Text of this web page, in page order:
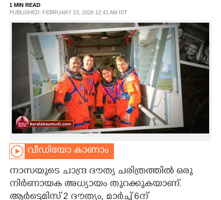
LIFESTYLE
SPIRITUAL
INFO+
ART
ASTRO
CARTOONS
1 MIN READ
PUBLISHED: FEBRUARY 23, 2026 12:41 AM IST
വീഡിയോ കാണാം
നാസയുടെ ചാന്ദ്ര ദൗത്യ ചരിത്രത്തിൽ ഒരു
നിർണായക അധ്യായം തുറക്കുകയാണ്.
ആർട്ടെമിസ് 2 ദൗത്യം, മാർച്ച് 6ന്